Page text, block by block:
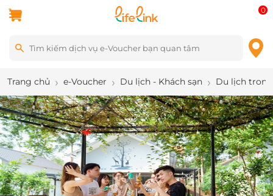
0
Trang chủ e-Voucher Du lịch - Khách sạn Du lịch